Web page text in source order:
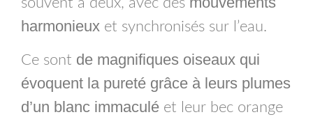
harmonieux et synchronisés sur l’eau.
Ce sont de magnifiques oiseaux qui
évoquent la pureté grâce à leurs plumes
d’un blanc immaculé et leur bec orange